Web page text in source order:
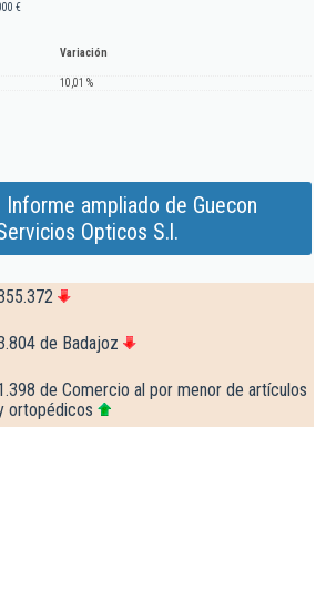
€
Variación
10,01 %
ampliado de Guecon
Opticos S.l.
de Badajoz
de Comercio al por menor de artículos
ortopédicos